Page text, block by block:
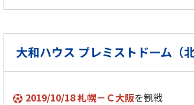
大和ハウス プレミストドーム（
2019/10/18 札幌－Ｃ大阪を観戦